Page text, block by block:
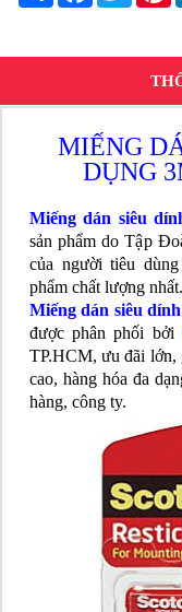
MIẾNG
DỤNG
Miếng dán siêu
sản phẩm do Tập
của người tiêu
phẩm chất lượng
Miếng dán siêu
được phân phối bởi
TP.HCM, ưu đãi lớn,
cao, hàng hóa đa
hàng, công ty.